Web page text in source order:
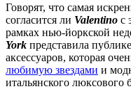
Говорят, что самая
согласится ли Valentino с
рамках нью-йоркской
York представила
аксессуаров, которая
любимую звездами и
итальянского люксового